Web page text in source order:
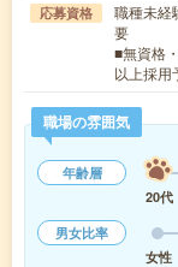
応募資格
職種未経
要
■無資格
以上採
職場の雰囲気
年齢層
20代
男女比率
女性